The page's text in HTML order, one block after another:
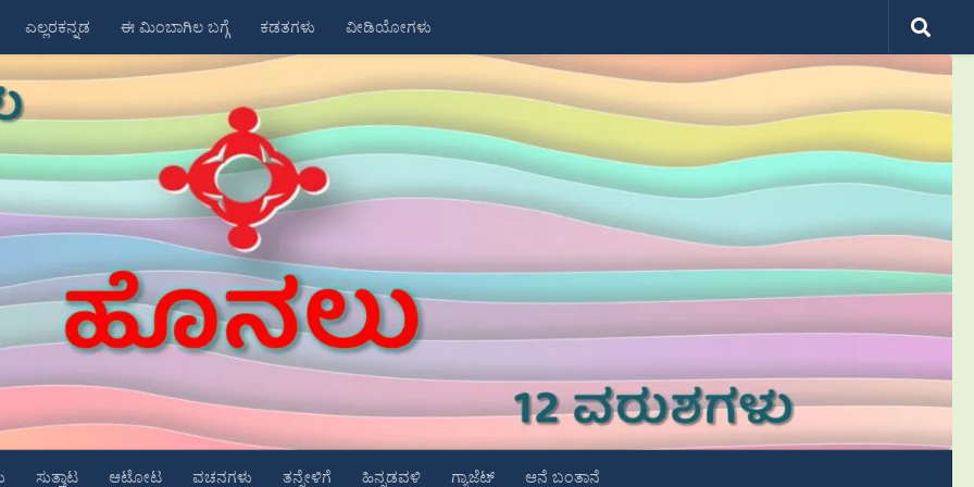
ಎಲ್ಲರಕನ್ನಡ ಈ ಮಿಂಬಾಗಿಲ ಬಗ್ಗೆ ಕಡತಗಳು ವೀಡಿಯೋಗಳು
ಸುತ್ತಾಟ ಆಟೋಟ ವಚನಗಳು ತನ್ನೇಳಿಗೆ ಹಿನ್ನಡವಳಿ ಗ್ಯಾಜೆಟ್ ಆನೆ ಬಂತಾನೆ